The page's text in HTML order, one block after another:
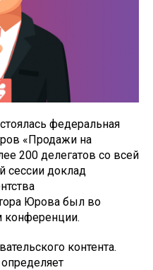
федеральная
«Продажи на
200 делегатов со всей
сессии доклад
Юрова был во
конференции.
контента.